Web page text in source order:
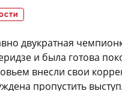
двукратная
и была готова
внесли свои
пропустить